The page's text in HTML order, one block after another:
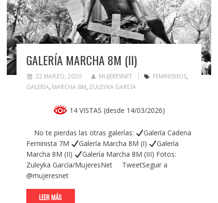
GALERÍA MARCHA 8M (II)
22 MARZO, 2020 MUJERESNET FEMINISMOS,
GALERÍA, MARCHA 8M, ZULEYKA GARCÍA
14 VISTAS (desde 14/03/2026)
No te pierdas las otras galerías:
Galería Cadena
Feminista 7M
Galería Marcha 8M (I)
Galería
Marcha 8M (II)
Galería Marcha 8M (III) Fotos:
Zuleyka García/MujeresNet TweetSeguir a
@mujeresnet
LEER MÁS